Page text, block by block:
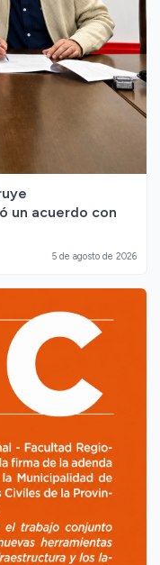
un acuerdo con
5 de agosto de 2026